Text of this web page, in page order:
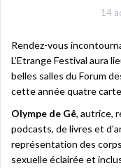
14
Rendez-vous
L’Etrange Festival aura
belles salles du Forum
cette année quatre
Olympe de Gê, autrice,
podcasts, de livres et
représentation des
sexuelle éclairée et